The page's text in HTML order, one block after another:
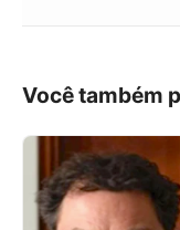
Você também